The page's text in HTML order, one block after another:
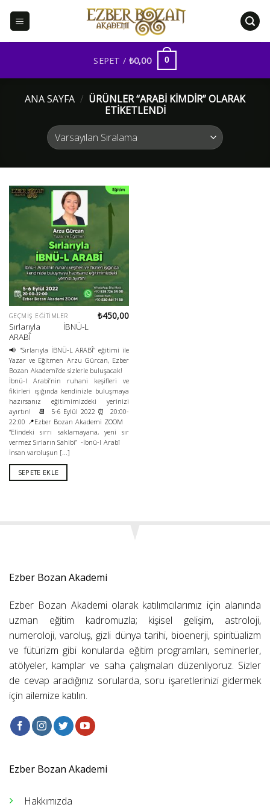
SEPET / ₺0,00 0
ANA SAYFA / ÜRÜNLER “ARABI KIMDIR” OLARAK
ETIKETLENDI
GEÇMIŞ EĞITIMLER
Sırlarıyla İBNÜ-L
ARABÎ
₺450,00
📢 “Sırlarıyla İBNÜ-L ARABÎ” eğitimi ile
Yazar ve Eğitmen Arzu Gürcan, Ezber
Bozan Akademi’de sizlerle buluşacak!
İbnü-l Arabî’nin ruhani keşifleri ve
fikirleri ışığında kendinizle buluşmaya
hazırsanız eğitimimizdeki yerinizi
ayırtın! 📆 5-6 Eylül 2022 ⏰ 20:00-
22:00 📍Ezber Bozan Akademi ZOOM
“Elindeki sırrı saklamayana, yeni sır
vermez Sırların Sahibi” -İbnü-l Arabî
İnsan varoluşun [...]
SEPETE EKLE
Ezber Bozan Akademi
Ezber Bozan Akademi olarak katılımcılarımız için alanında
uzman eğitim kadromuzla; kişisel gelişim, astroloji,
numeroloji, varoluş, gizli dünya tarihi, bioenerji, spiritüalizm
ve fütürizm gibi konularda eğitim programları, seminerler,
atölyeler, kamplar ve saha çalışmaları düzenliyoruz. Sizler
de cevap aradığınız sorularda, soru işaretlerinizi gidermek
için ailemize katılın.
Ezber Bozan Akademi
Hakkımızda